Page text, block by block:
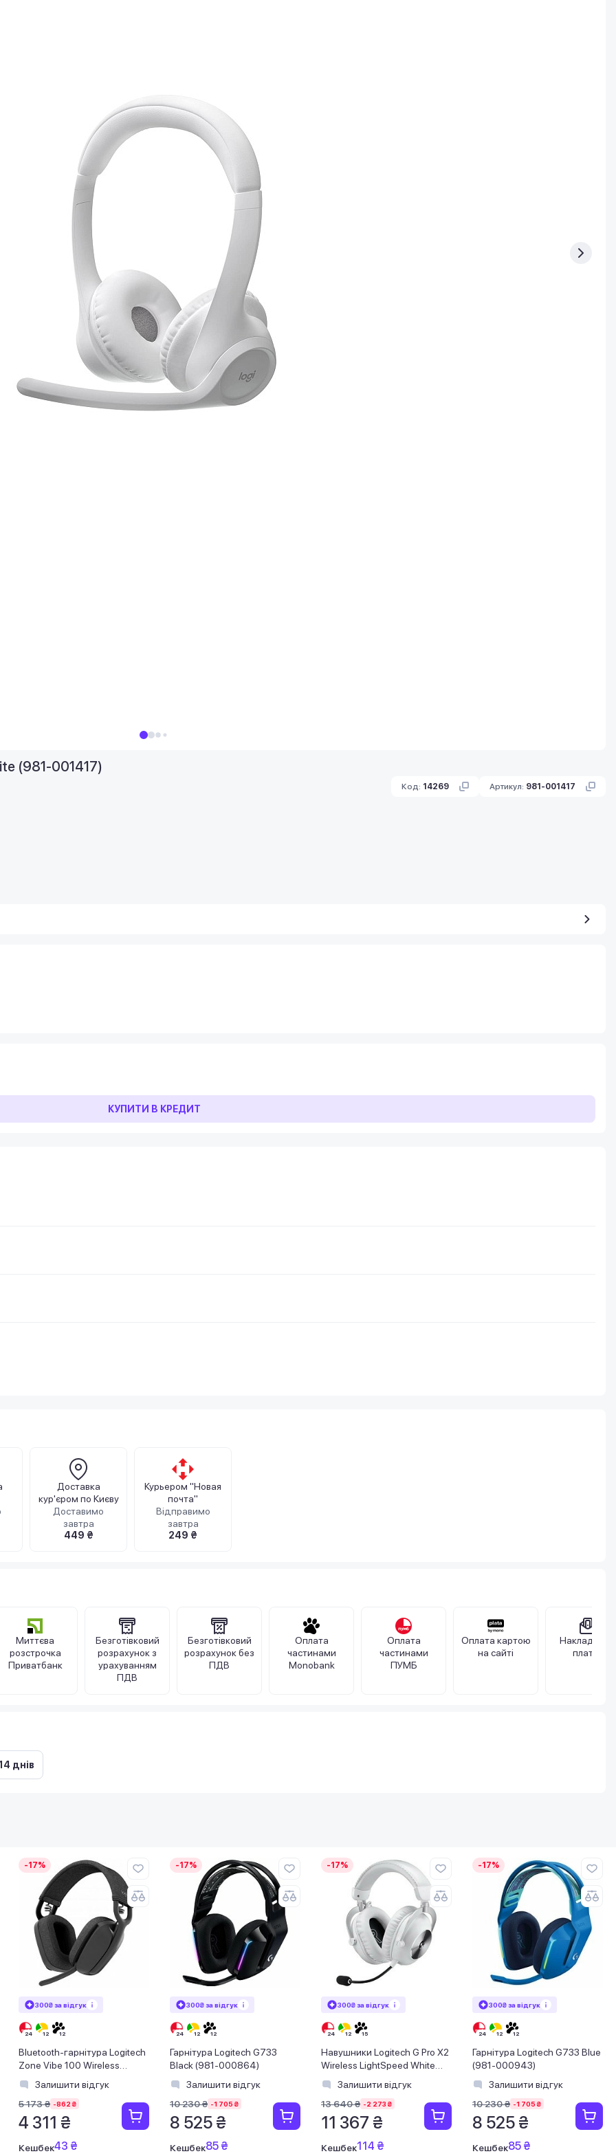
(981-001417)
Код: 14269 Артикул: 981-001417
КУПИТИ В КРЕДИТ
Доставка
кур'єром по Києву
Доставимо
завтра
449 ₴
Курьером "Новая
почта"
Відправимо
завтра
249 ₴
Миттєва
розстрочка
Приватбанк
Безготівковий
розрахунок з
урахуванням
ПДВ
Безготівковий
розрахунок без
ПДВ
Оплата
частинами
Monobank
Оплата
частинами
ПУМБ
Оплата картою
на сайті
Накладений
платіж
днів
-17%
300₴ за відгук
Bluetooth-гарнітура Logitech
Zone Vibe 100 Wireless
Graphite (981-001213)
Залишити відгук
5 173 ₴ -862 ₴
4 311 ₴
Кешбек43 ₴
-17%
300₴ за відгук
Гарнітура Logitech G733
Black (981-000864)
Залишити відгук
10 230 ₴ -1 705 ₴
8 525 ₴
Кешбек85 ₴
-17%
300₴ за відгук
Навушники Logitech G Pro X2
Wireless LightSpeed White
(981-001269)
Залишити відгук
13 640 ₴ -2 273 ₴
11 367 ₴
Кешбек114 ₴
-17%
300₴ за відгук
Гарнітура Logitech G733 Blue
(981-000943)
Залишити відгук
10 230 ₴ -1 705 ₴
8 525 ₴
Кешбек85 ₴